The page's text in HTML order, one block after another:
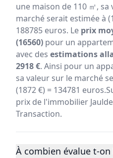
une maison de 110 ㎡, sa
marché serait estimée à
188785 euros. Le prix
(16560) pour un
avec des estimations
2918 €. Ainsi pour un
sa valeur sur le marché
(1872 €) = 134781
prix de l'immobilier
Transaction.
À combien évalue t-